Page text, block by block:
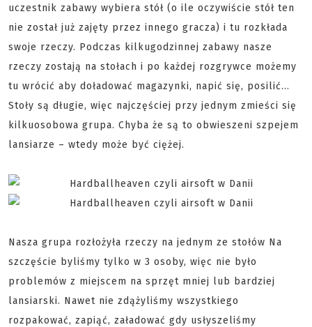
uczestnik zabawy wybiera stół (o ile oczywiście stół ten
nie został już zajęty przez innego gracza) i tu rozkłada
swoje rzeczy. Podczas kilkugodzinnej zabawy nasze
rzeczy zostają na stołach i po każdej rozgrywce możemy
tu wrócić aby doładować magazynki, napić się, posilić...
Stoły są długie, więc najczęściej przy jednym zmieści się
kilkuosobowa grupa. Chyba że są to obwieszeni szpejem
lansiarze – wtedy może być ciężej.
Nasza grupa rozłożyła rzeczy na jednym ze stołów Na
szczęście byliśmy tylko w 3 osoby, więc nie było
problemów z miejscem na sprzęt mniej lub bardziej
lansiarski. Nawet nie zdążyliśmy wszystkiego
rozpakować, zapiąć, załadować gdy usłyszeliśmy